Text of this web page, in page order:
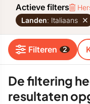
Actieve filters
Landen: Italiaans
Filteren 2
De filtering
resultaten